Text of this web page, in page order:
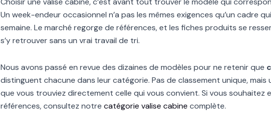
Un week-endeur occasionnel n’a pas les mêmes exigences qu’un cadre
semaine. Le marché regorge de références, et les fiches produits se
s’y retrouver sans un vrai travail de tri.
Nous avons passé en revue des dizaines de modèles pour ne retenir que
distinguent chacune dans leur catégorie. Pas de classement unique,
que vous trouviez directement celle qui vous convient. Si vous souhaitez
références, consultez notre catégorie valise cabine complète.